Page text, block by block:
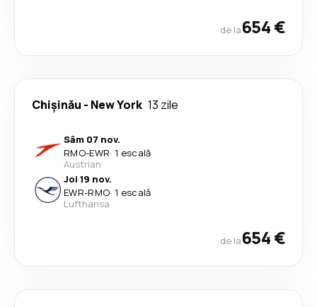
de la654 €
Chişinău - New York 13 zile
Sâm 07 nov.
RMO-EWR· 1 escală
Austrian
Joi 19 nov.
EWR-RMO· 1 escală
Lufthansa
de la654 €